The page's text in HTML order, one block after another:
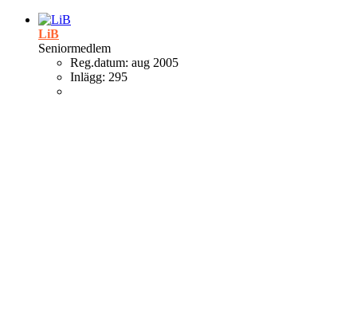
LiB
Seniormedlem
Reg.datum: aug 2005
Inlägg: 295